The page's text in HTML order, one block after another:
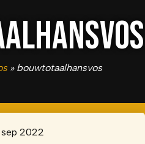
» bouwtotaalhansvos
sep 2022